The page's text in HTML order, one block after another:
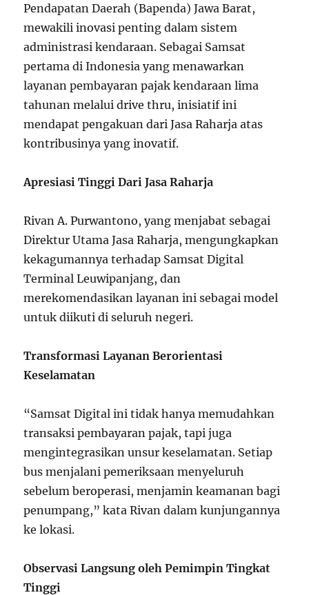
Pendapatan Daerah (Bapenda) Jawa Barat,
mewakili inovasi penting dalam sistem
administrasi kendaraan. Sebagai Samsat
pertama di Indonesia yang menawarkan
layanan pembayaran pajak kendaraan lima
tahunan melalui drive thru, inisiatif ini
mendapat pengakuan dari Jasa Raharja atas
kontribusinya yang inovatif.
Apresiasi Tinggi Dari Jasa Raharja
Rivan A. Purwantono, yang menjabat sebagai
Direktur Utama Jasa Raharja, mengungkapkan
kekagumannya terhadap Samsat Digital
Terminal Leuwipanjang, dan
merekomendasikan layanan ini sebagai model
untuk diikuti di seluruh negeri.
Transformasi Layanan Berorientasi
Keselamatan
“Samsat Digital ini tidak hanya memudahkan
transaksi pembayaran pajak, tapi juga
mengintegrasikan unsur keselamatan. Setiap
bus menjalani pemeriksaan menyeluruh
sebelum beroperasi, menjamin keamanan bagi
penumpang,” kata Rivan dalam kunjungannya
ke lokasi.
Observasi Langsung oleh Pemimpin Tingkat
Tinggi